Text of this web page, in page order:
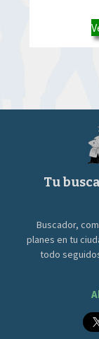
era:
Tu
Buscador,
planes en tu
todo